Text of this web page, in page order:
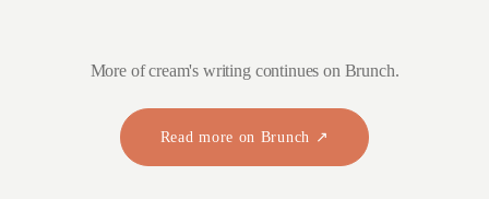
More of cream's writing continues on Brunch.
Read more on Brunch ↗